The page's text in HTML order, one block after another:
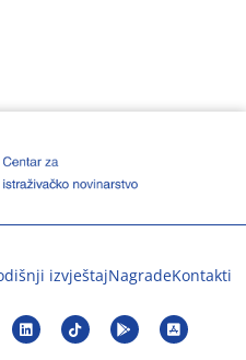
izvještajNagradeKontakti